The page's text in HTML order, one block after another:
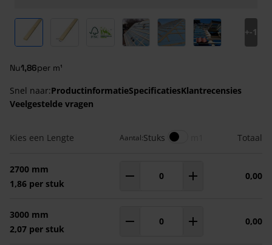
View larger imageView larger image
View larger image
View larger image
View larger image
View larger
+-1
Nu1,86per m¹
Snel naar:ProductinformatieSpecificatiesKlantrecensies
Veelgestelde vragen
Gegroepeerde productitems
Kies een Lengte Aantal:Stuks Meters Totaal
2700 mm
1,86 per stuk
Aantal m¹ 0,00
3000 mm
2,07 per stuk
Aantal m¹ 0,00